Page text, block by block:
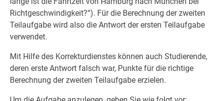
Richtgeschwindigkeit?“). Für die Berechnung der zweiten
Teilaufgabe wird also die Antwort der ersten Teilaufgabe
verwendet.
Mit Hilfe des Korrekturdienstes können auch Studierende,
deren erste Antwort falsch war, Punkte für die richtige
Berechnung der zweiten Teilaufgabe erzielen.